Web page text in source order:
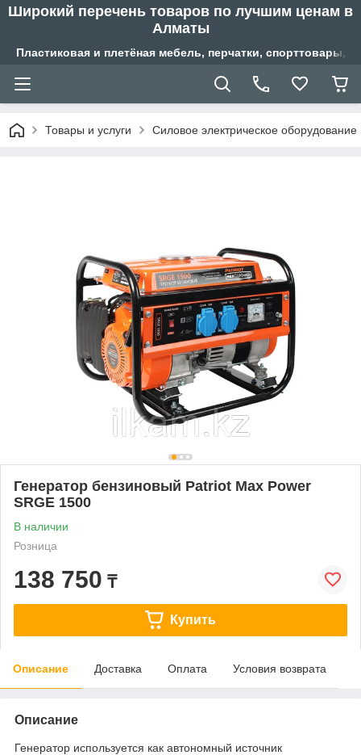
Широкий перечень товаров по лучшим ценам в
Алматы
Пластиковая и плетёная мебель, перчатки,
Товары и услуги Силовое электрическое оборудование
Генератор бензиновый Patriot Max Power
SRGE 1500
В наличии
Розница
138 750 ₸
Купить
Описание Доставка Оплата Условия возврата
Описание
Генератор используется как автономный источник